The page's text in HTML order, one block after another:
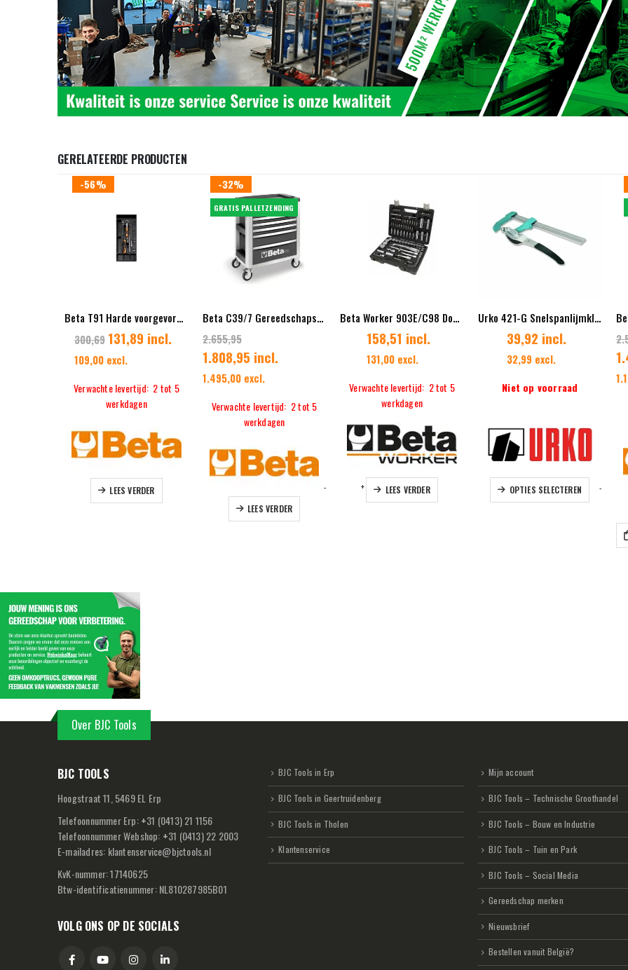
GERELATEERDE PRODUCTEN
-56%
Beta T91 Harde voorgevormde inzetbak
300,69 131,89 incl.
109,00 excl.
Verwachte levertijd: 2 tot 5
werkdagen
LEES VERDER
-32%
GRATIS PALLETZENDING
Beta C39/7 Gereedschapswagen met 7 laden – Grijs leeg
2.655,95
1.808,95 incl.
1.495,00 excl.
Verwachte levertijd: 2 tot 5
werkdagen
LEES VERDER
Beta Worker 903E/C98 Dopsleutelset Bitset Stiftsleutelset 98-delig
158,51 incl.
131,00 excl.
Verwachte levertijd: 2 tot 5
werkdagen
LEES VERDER
Urko 421-G Snelspanlijmklem met vergrendeling
39,92 incl.
32,99 excl.
Niet op voorraad
OPTIES SELECTEREN
Dit product heeft meerdere variaties. Deze optie kan gekozen
- + -
Over BJC Tools
BJC TOOLS
Hoogstraat 11, 5469 EL Erp
Telefoonnummer Erp:+31 (0413) 21 1156
Telefoonnummer Webshop: +31 (0413) 22 2003
E-mailadres: klantenservice@bjctools.nl
KvK-nummer: 17140625
Btw-identificatienummer: NL810287985B01
VOLG ONS OP DE SOCIALS
BJC Tools in Erp
BJC Tools in Geertruidenberg
BJC Tools in Tholen
Klantenservice
Mijn account
BJC Tools – Technische Groothandel
BJC Tools – Bouw en Industrie
BJC Tools – Tuin en Park
BJC Tools – Social Media
Gereedschap merken
Nieuwsbrief
Bestellen vanuit België?